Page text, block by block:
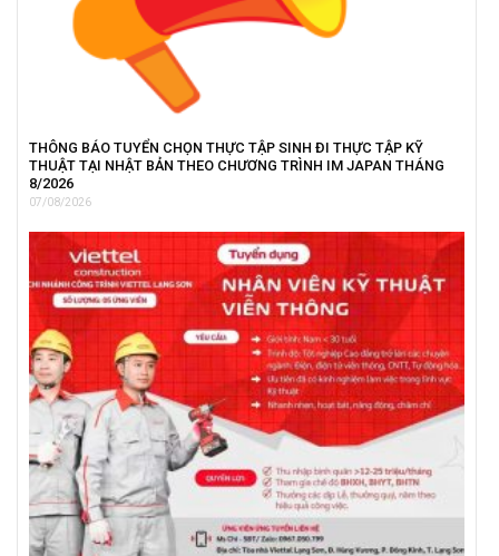
THÔNG BÁO TUYỂN CHỌN THỰC TẬP SINH ĐI THỰC TẬP KỸ
THUẬT TẠI NHẬT BẢN THEO CHƯƠNG TRÌNH IM JAPAN THÁNG
8/2026
07/08/2026